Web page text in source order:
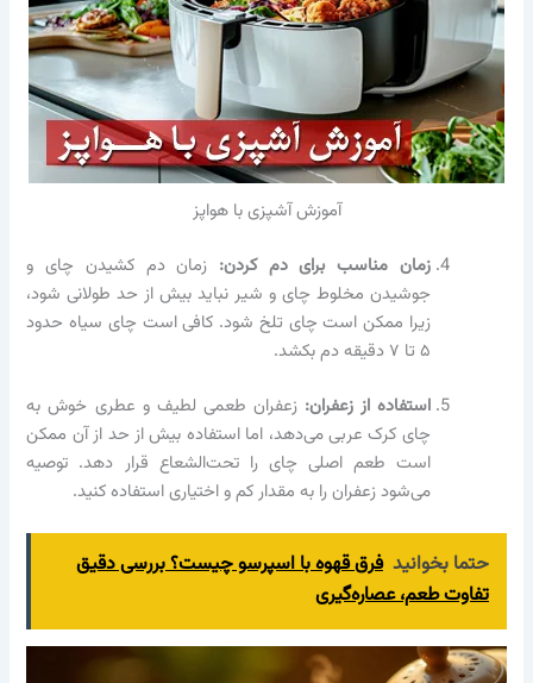
آموزش آشپزی با هواپز
زمان مناسب برای دم کردن: زمان دم کشیدن چای و
جوشیدن مخلوط چای و شیر نباید بیش از حد طولانی شود،
زیرا ممکن است چای تلخ شود. کافی است چای سیاه حدود
۵ تا ۷ دقیقه دم بکشد.
استفاده از زعفران: زعفران طعمی لطیف و عطری خوش به
چای کرک عربی می‌دهد، اما استفاده بیش از حد از آن ممکن
است طعم اصلی چای را تحت‌الشعاع قرار دهد. توصیه
می‌شود زعفران را به مقدار کم و اختیاری استفاده کنید.
حتما بخوانید فرق قهوه با اسپرسو چیست؟ بررسی دقیق
تفاوت طعم، عصاره‌گیری